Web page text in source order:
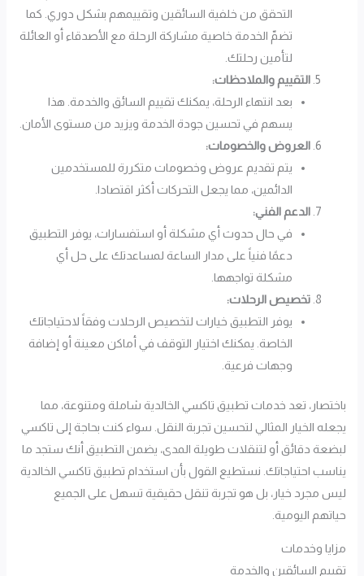
التحقق من خلفية السائقين وتقييمهم بشكل دوري. كما
تضمّ الخدمة خاصية مشاركة الرحلة مع الأصدقاء أو العائلة
لتأمين رحلتك.
التقييم والملاحظات:
بعد انتهاء الرحلة، يمكنك تقييم السائق والخدمة. هذا
يسهم في تحسين جودة الخدمة ويزيد من مستوى الأمان.
العروض والخصومات:
يتم تقديم عروض وخصومات متكررة للمستخدمين
الدائمين، مما يجعل التحركات أكثر اقتصادا.
الدعم الفني:
في حال حدوث أي مشكلة أو استفسارات، يوفر التطبيق
دعمًا فنياً على مدار الساعة لمساعدتك على حل أي
مشكلة تواجهها.
تخصيص الرحلات:
يوفر التطبيق خيارات لتخصيص الرحلات وفقاً لاحتياجاتك
الخاصة. يمكنك اختيار التوقف في أماكن معينة أو إضافة
وجهات فرعية.
باختصار، تعد خدمات تطبيق تاكسي الخالدية شاملة ومتنوعة، مما
يجعله الخيار المثالي لتحسين تجربة النقل. سواء كنت بحاجة إلى تاكسي
لبضعة دقائق أو لتنقلات طويلة المدى، يضمن التطبيق أنك ستجد ما
يناسب احتياجاتك. نستطيع القول بأن استخدام تطبيق تاكسي الخالدية
ليس مجرد خيار، بل هو تجربة تنقل حقيقية تسهل على الجميع
حياتهم اليومية.
مزايا وخدمات
تقييم السائقين والخدمة